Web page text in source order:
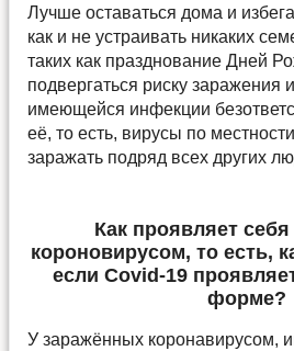
Лучше оставаться дома и
как и не устраивать никаких
таких как празднование Дней
подвергаться риску заражения
имеющейся инфекции
её, то есть, вирусы по
заражать подряд всех других
Как проявляет
короновирусом, то есть,
если Covid-19
форме?
У заражённых коронавирусом,